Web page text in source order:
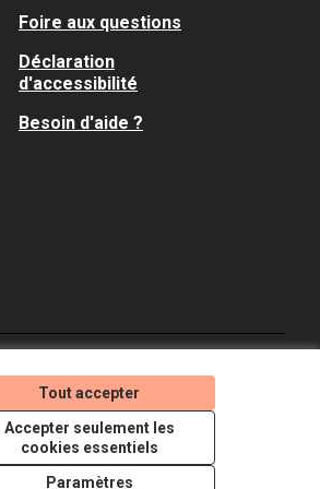
Tout accepter
Accepter seulement les
cookies essentiels
Paramètres
Foire aux questions
Déclaration
d'accessibilité
Besoin d'aide ?
(Lien externe)
(Lien externe)
(Lien externe)
Licence Creative
(Lien externe)